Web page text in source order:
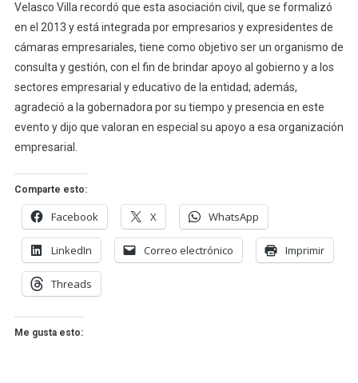
Velasco Villa recordó que esta asociación civil, que se formalizó
en el 2013 y está integrada por empresarios y expresidentes de
cámaras empresariales, tiene como objetivo ser un organismo de
consulta y gestión, con el fin de brindar apoyo al gobierno y a los
sectores empresarial y educativo de la entidad; además,
agradeció a la gobernadora por su tiempo y presencia en este
evento y dijo que valoran en especial su apoyo a esa organización
empresarial.
Comparte esto:
Facebook X WhatsApp
LinkedIn Correo electrónico Imprimir
Threads
Me gusta esto: